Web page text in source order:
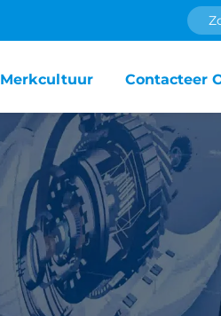
Merkcultuur Contacteer